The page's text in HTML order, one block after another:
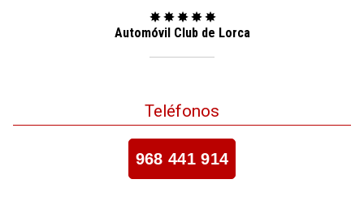
✸ ✸ ✸ ✸ ✸
Automóvil Club de Lorca
Teléfonos
968 441 914